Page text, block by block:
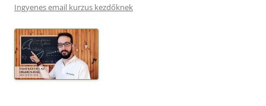
Ingyenes email kurzus kezdőknek